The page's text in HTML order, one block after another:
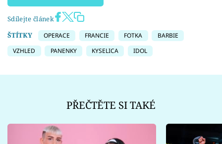
Sdílejte článek
ŠTÍTKY
OPERACE FRANCIE FOTKA
BARBIE
VZHLED
PANENKY KYSELICA IDOL
PŘEČTĚTE SI TAKÉ